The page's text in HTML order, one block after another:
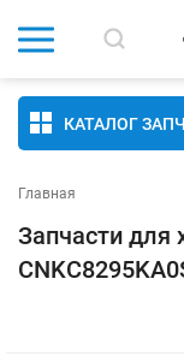
КАТАЛОГ
Главная
Запчасти для